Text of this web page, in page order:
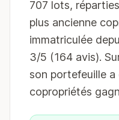
707 lots,
plus ancienne
immatriculée
3/5 (164 avis).
son portefeuille
copropriétés